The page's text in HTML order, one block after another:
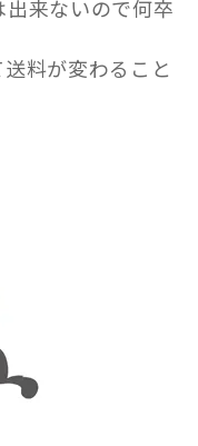
出来ないので何卒
料が変わること